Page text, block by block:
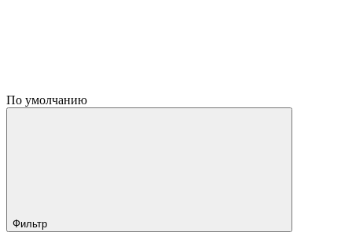
По умолчанию
Фильтр